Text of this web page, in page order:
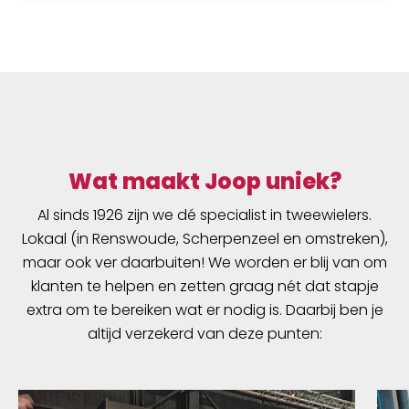
Wat maakt Joop uniek?
Al sinds 1926 zijn we dé specialist in tweewielers.
Lokaal (in Renswoude, Scherpenzeel en omstreken),
maar ook ver daarbuiten! We worden er blij van om
klanten te helpen en zetten graag nét dat stapje
extra om te bereiken wat er nodig is. Daarbij ben je
altijd verzekerd van deze punten: